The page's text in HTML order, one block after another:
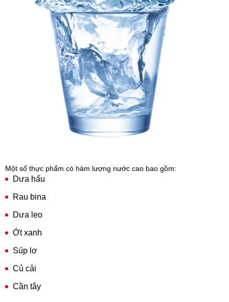
Một số thực phẩm có hàm lượng nước cao bao gồm:
Dưa hấu
Rau bina
Dưa leo
Ớt xanh
Súp lơ
Củ cải
Cần tây